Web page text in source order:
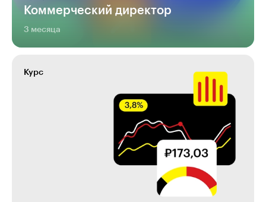
Коммерческий директор
3 месяца
Курс